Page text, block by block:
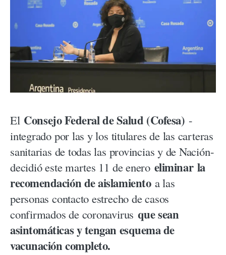
El Consejo Federal de Salud (Cofesa) -
integrado por las y los titulares de las carteras
sanitarias de todas las provincias y de Nación-
decidió este martes 11 de enero eliminar la
recomendación de aislamiento a las
personas contacto estrecho de casos
confirmados de coronavirus que sean
asintomáticas y tengan esquema de
vacunación completo.